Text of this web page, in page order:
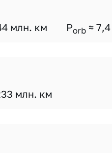
млн. км Porb ≈ 7,4
млн. км